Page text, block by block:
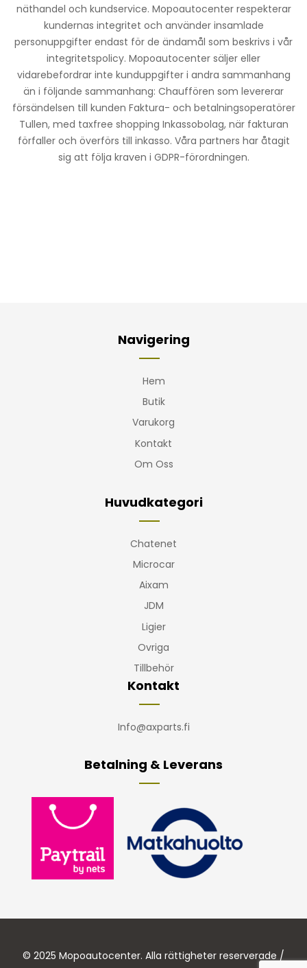
näthandel och kundservice. Mopoautocenter respekterar
kundernas integritet och använder insamlade
personuppgifter endast för de ändamål som beskrivs i vår
integritetspolicy. Mopoautocenter säljer eller
vidarebefordrar inte kunduppgifter i andra sammanhang
än i följande sammanhang: Chauffören som levererar
försändelsen till kunden Faktura- och betalningsoperatörer
Tullen, med taxfree shopping Inkassobolag, när fakturan
förfaller och överförs till inkasso. Våra partners har åtagit
sig att följa kraven i GDPR-förordningen.
Navigering
Hem
Butik
Varukorg
Kontakt
Om Oss
Huvudkategori
Chatenet
Microcar
Aixam
JDM
Ligier
Ovriga
Tillbehör
Kontakt
Info@axparts.fi
Betalning & Leverans
© 2025 Mopoautocenter. Alla rättigheter reserverade /